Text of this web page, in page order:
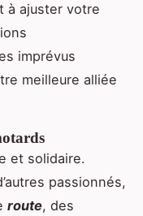
à ajuster votre
imprévus
meilleure alliée
et solidaire.
passionnés,
route, des